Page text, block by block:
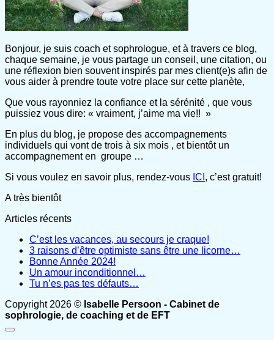
Bonjour, je suis coach et sophrologue, et à travers ce blog,
chaque semaine, je vous partage un conseil, une citation, ou
une réflexion bien souvent inspirés par mes client(e)s afin de
vous aider à prendre toute votre place sur cette planète,
Que vous rayonniez la confiance et la sérénité , que vous
puissiez vous dire: « vraiment, j’aime ma vie!! »
En plus du blog, je propose des accompagnements
individuels qui vont de trois à six mois , et bientôt un
accompagnement en groupe …
Si vous voulez en savoir plus, rendez-vous ICI , c’est gratuit!
A très bientôt
Articles récents
C’est les vacances, au secours je craque!
3 raisons d’être optimiste sans être une licorne…
Bonne Année 2024!
Un amour inconditionnel…
Tu n’es pas tes défauts…
Copyright 2026 © Isabelle Persoon - Cabinet de
sophrologie, de coaching et de EFT